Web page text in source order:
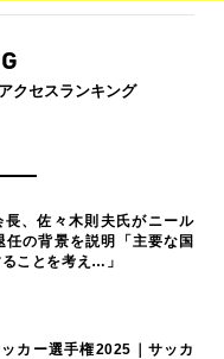
クセスランキング
、佐々木則夫氏がニール
任の背景を説明「主要な国
ことを考え…」
カー選手権2025｜サッカ